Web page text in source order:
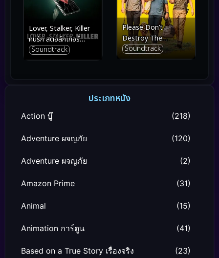
Lover, Stalker, Killer
คนรัก สตอล์กเกอร์
ฆาตกร (2024)
Soundtrack
Please Don’t
Destroy The
Treasure of Foggy
Mountain (2023)
Soundtrack
ประเภทหนัง
Action บู๊ (218)
Adventure ผจญภัย (120)
Adventure ผจญภัย (2)
Amazon Prime (31)
Animal (15)
Animation การ์ตูน (41)
Based on a True Story เรื่องจริง (23)